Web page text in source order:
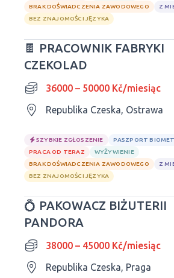
BRAK DOŚWIADCZENIA ZAWODOWEGO
Z
BEZ ZNAJOMOŚCI JĘZYKA
🍫 PRACOWNIK FABRYKI
CZEKOLAD
36000 – 50000 Kč/miesiąc
Republika Czeska, Ostrawa
SZYBKIE ZGŁOSZENIE
PASZPORT
PRACA OD TERAZ
WYŻYWIENIE
BRAK DOŚWIADCZENIA ZAWODOWEGO
Z
BEZ ZNAJOMOŚCI JĘZYKA
💍 PAKOWACZ BIŻUTERII
PANDORA
38000 – 45000 Kč/miesiąc
Republika Czeska, Praga